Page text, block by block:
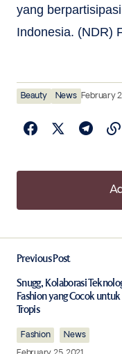
yang
Indonesia. (NDR)
Beauty News February
Required fields
Previous Post
Snugg, Kolaborasi
Fashion yang Cocok
Tropis
Fashion
News